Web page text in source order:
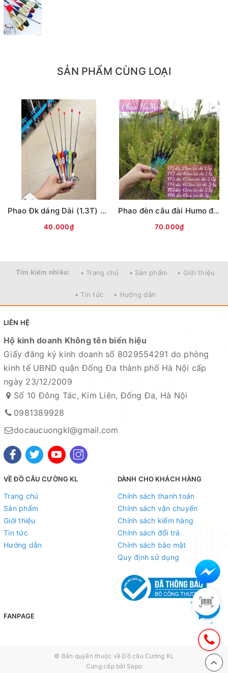
SẢN PHẨM CÙNG LOẠI
Phao Đk dáng Dài (1.3T) các màu (#16-dài 30cm)
40.000₫
Phao đèn câu đài Humo đổi màu
70.000₫
Tìm kiếm nhiều: • Trang chủ • Sản phẩm • Giới thiệu
• Tin tức • Hướng dẫn
LIÊN HỆ
Hộ kinh doanh Không tên biển hiệu
Giấy đăng ký kinh doanh số 8029554291 do phòng
kinh tế UBND quận Đống Đa thành phố Hà Nội cấp
ngày 23/12/2009
Số 10 Đông Tác, Kim Liên, Đống Đa, Hà Nội
0981389928
docaucuongkl@gmail.com
VỀ ĐỒ CÂU CƯỜNG KL
Trang chủ
Sản phẩm
Giới thiệu
Tin tức
Hướng dẫn
DÀNH CHO KHÁCH HÀNG
Chính sách thanh toán
Chính sách vận chuyển
Chính sách kiểm hàng
Chính sách đổi trả
Chính sách bảo mật
Quy định sử dụng
FANPAGE
© Bản quyền thuộc vềĐồ câu Cường KL
Cung cấp bởi Sapo